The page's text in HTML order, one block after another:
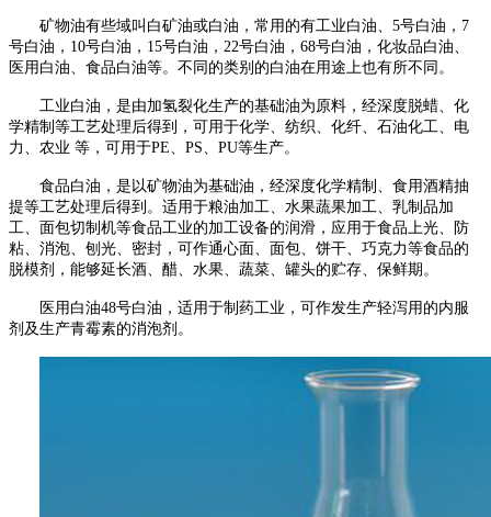
矿物油有些域叫白矿油或白油，常用的有工业白油、 5号白油， 7
号白油， 10号白油， 15号白油， 22号白油， 68号白油，化妆品白油、
医用白油、食品白油等。不同的类别的白油在用途上也有所不同。
工业白油，是由加氢裂化生产的基础油为原料，经深度脱蜡、化
学精制等工艺处理后得到，可用于化学、纺织、化纤、石油化工、电
力、农业 等，可用于PE、 PS、 PU等生产。
食品白油，是以矿物油为基础油，经深度化学精制、食用酒精抽
提等工艺处理后得到。适用于粮油加工、水果蔬果加工、乳制品加
工、面包切制机等食品工业的加工设备的润滑，应用于食品上光、防
粘、消泡、刨光、密封，可作通心面、面包、饼干、巧克力等食品的
脱模剂，能够延长酒、醋、水果、蔬菜、罐头的贮存、保鲜期。
医用白油48号白油，适用于制药工业，可作发生产轻泻用的内服
剂及生产青霉素的消泡剂。